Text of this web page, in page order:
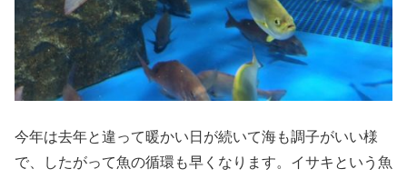
今年は去年と違って暖かい日が続いて海も調子がいい様
で、したがって魚の循環も早くなります。イサキという魚